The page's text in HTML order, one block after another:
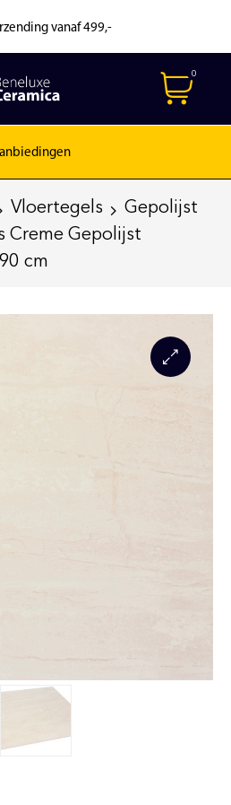
vanaf 499,-
0
Vloertegels
Gepolijst
Creme Gepolijst
cm